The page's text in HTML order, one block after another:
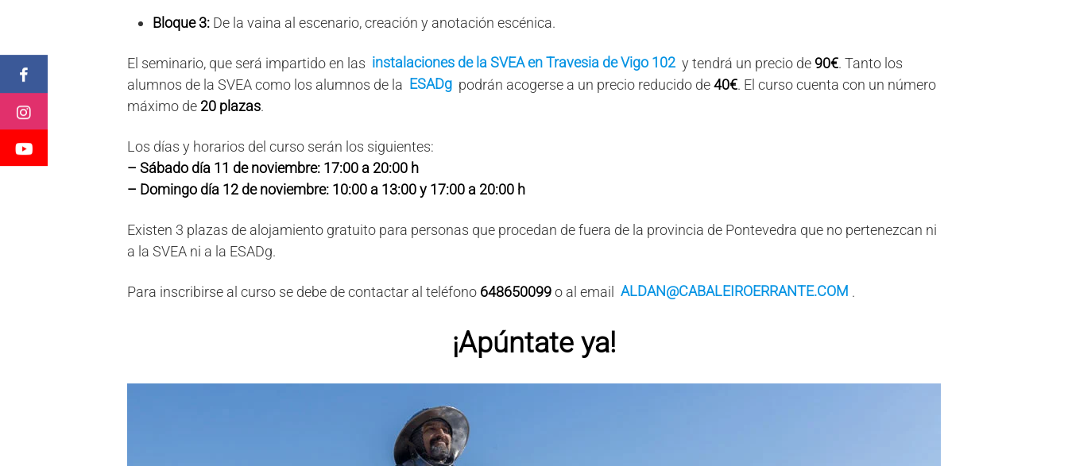
Bloque 3: De la vaina al escenario, creación y anotación escénica.
El seminario, que será impartido en las instalaciones de la SVEA en Travesia de Vigo 102 y tendrá un precio de 90€. Tanto los
alumnos de la SVEA como los alumnos de la ESADg podrán acogerse a un precio reducido de40€. El curso cuenta con un número
máximo de 20 plazas.
Los días y horarios del curso serán los siguientes:
– Sábado día 11 de noviembre: 17:00 a 20:00 h
– Domingo día 12 de noviembre: 10:00 a 13:00 y 17:00 a 20:00 h
Existen 3 plazas de alojamiento gratuito para personas que procedan de fuera de la provincia de Pontevedra que no pertenezcan ni
a la SVEA ni a la ESADg.
Para inscribirse al curso se debe de contactar al teléfono 648650099o al email ALDAN@CABALEIROERRANTE.COM .
¡Apúntate ya!